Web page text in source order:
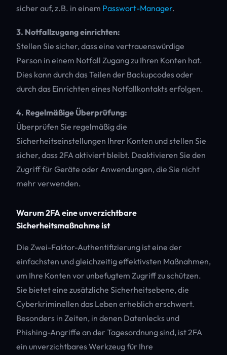
sicher auf, z.B. in einem Passwort-Manager.
3. Notfallzugang einrichten:
Stellen Sie sicher, dass eine vertrauenswürdige
Person in einem Notfall Zugang zu Ihren Konten hat.
Dies kann durch das Teilen der Backupcodes oder
durch das Einrichten eines Notfallkontakts erfolgen.
4. Regelmäßige Überprüfung:
Überprüfen Sie regelmäßig die
Sicherheitseinstellungen Ihrer Konten und stellen Sie
sicher, dass 2FA aktiviert bleibt. Deaktivieren Sie den
Zugriff für Geräte oder Anwendungen, die Sie nicht
mehr verwenden.
Warum 2FA eine unverzichtbare
Sicherheitsmaßnahme ist
Die Zwei-Faktor-Authentifizierung ist eine der
einfachsten und gleichzeitig effektivsten Maßnahmen,
um Ihre Konten vor unbefugtem Zugriff zu schützen.
Sie bietet eine zusätzliche Sicherheitsebene, die
Cyberkriminellen das Leben erheblich erschwert.
Besonders in Zeiten, in denen Datenlecks und
Phishing-Angriffe an der Tagesordnung sind, ist 2FA
ein unverzichtbares Werkzeug für Ihre